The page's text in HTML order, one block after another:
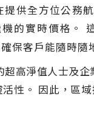
供全方位公務
機的實時價格
保客戶能隨時隨
超高淨值人士及
性。 因此，區